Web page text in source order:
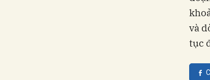
và
tục